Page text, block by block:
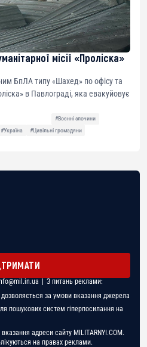
місії «Проліска»
БпЛА типу «Шахед» по офісу та
в Павлограді, яка евакуйовує
#Воєнні злочини
#Україна
#Цивільні громадяни
| З питань реклами:
за умови вказання джерела
пошукових систем гіперпосилання на
вказання адреси сайту MILITARNYI.COM.
на правах реклами.